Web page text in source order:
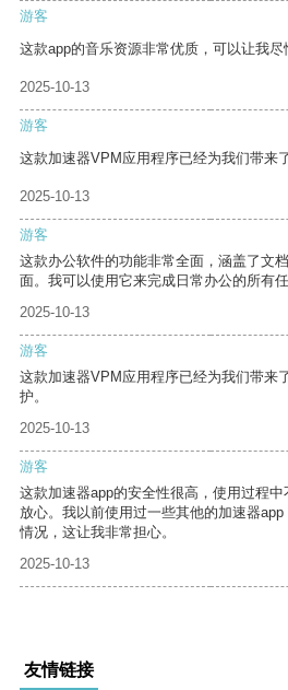
游客
这款app的音乐资源非常优质，可以让我尽
2025-10-13
游客
这款加速器VPM应用程序已经为我们带来
2025-10-13
游客
这款办公软件的功能非常全面，涵盖了文
面。我可以使用它来完成日常办公的所有任
2025-10-13
游客
这款加速器VPM应用程序已经为我们带来
护。
2025-10-13
游客
这款加速器app的安全性很高，使用过程
放心。我以前使用过一些其他的加速器
情况，这让我非常担心。
2025-10-13
友情链接